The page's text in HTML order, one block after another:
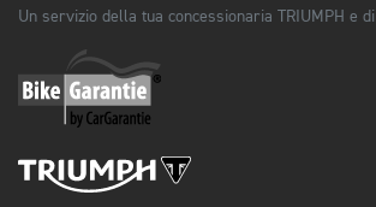
Un servizio della tua concessionaria TRIUMPH e di